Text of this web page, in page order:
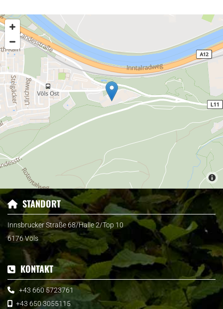
STANDORT
Innsbrucker Straße 68/Halle 2/Top 10
6176 Völs
 KONTAKT
 +43 660 5723761
 +43 650 3055115